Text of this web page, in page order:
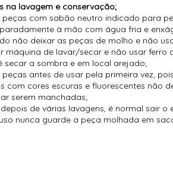
na lavagem e conservação;
peças com sabão neutro indicado para
à mão com água fria e
não deixar as peças de molho e não
máquina de lavar/secar e não usar ferro
secar a sombra e em local arejado;
peças antes de usar pela primeira vez,
com cores escuras e fluorescentes não
serem manchadas;
de várias lavagens, é normal sair o
nunca guarde a peça molhada em